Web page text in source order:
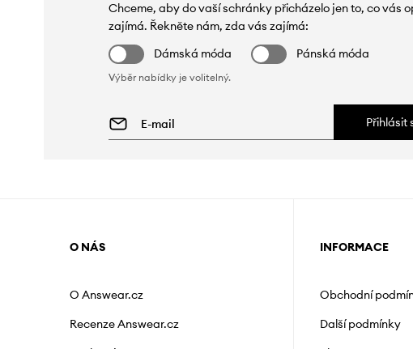
Chceme, aby do vaší schránky přicházelo jen to, co vás
zajímá. Řekněte nám, zda vás zajímá:
Dámská móda
Pánská móda
Výběr nabídky je volitelný.
Přihlásit
O NÁS
O Answear.cz
Recenze Answear.cz
INFORMACE
Obchodní
Další podmínky